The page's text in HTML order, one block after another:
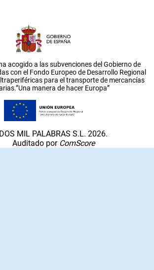
acogido a las subvenciones del Gobierno de
con el Fondo Europeo de Desarrollo Regional
para el transporte de mercancías
manera de hacer Europa”
DOS MIL PALABRAS S.L. 2026.
Auditado por ComScore